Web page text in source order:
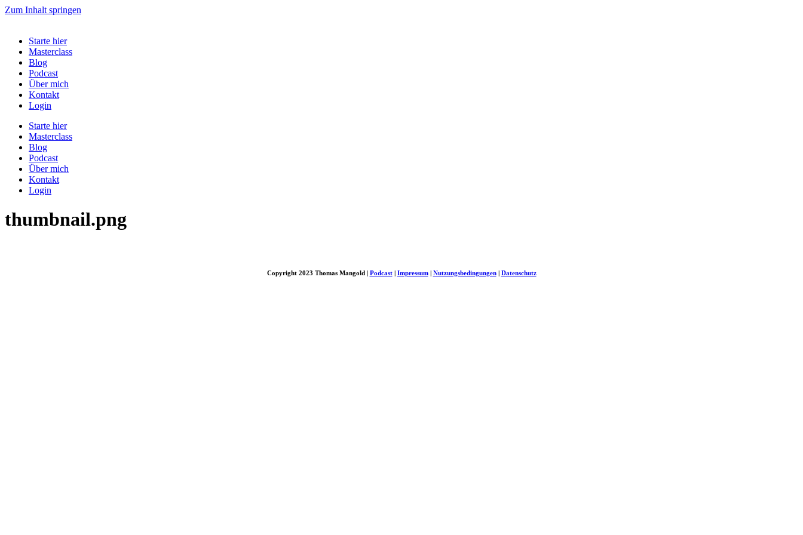
Zum Inhalt springen
Starte hier
Masterclass
Blog
Podcast
Über mich
Kontakt
Login
Starte hier
Masterclass
Blog
Podcast
Über mich
Kontakt
Login
thumbnail.png
Copyright 2023 Thomas Mangold | Podcast| Impressum| Nutzungsbedingungen| Datenschutz